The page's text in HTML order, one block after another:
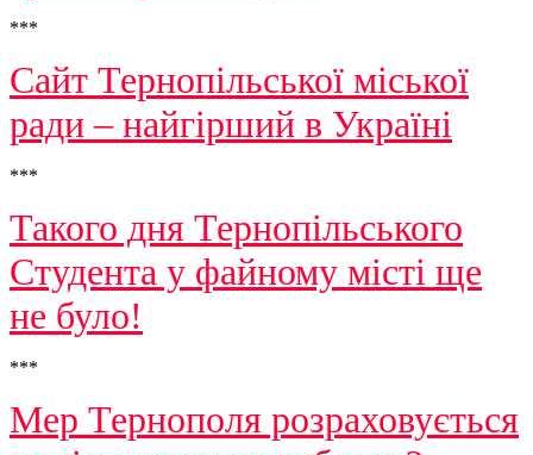
***
Сайт Тернопільської міської
ради – найгірший в Україні
***
Такого дня Тернопільського
Студента у файному місті ще
не було!
***
Мер Тернополя розраховується